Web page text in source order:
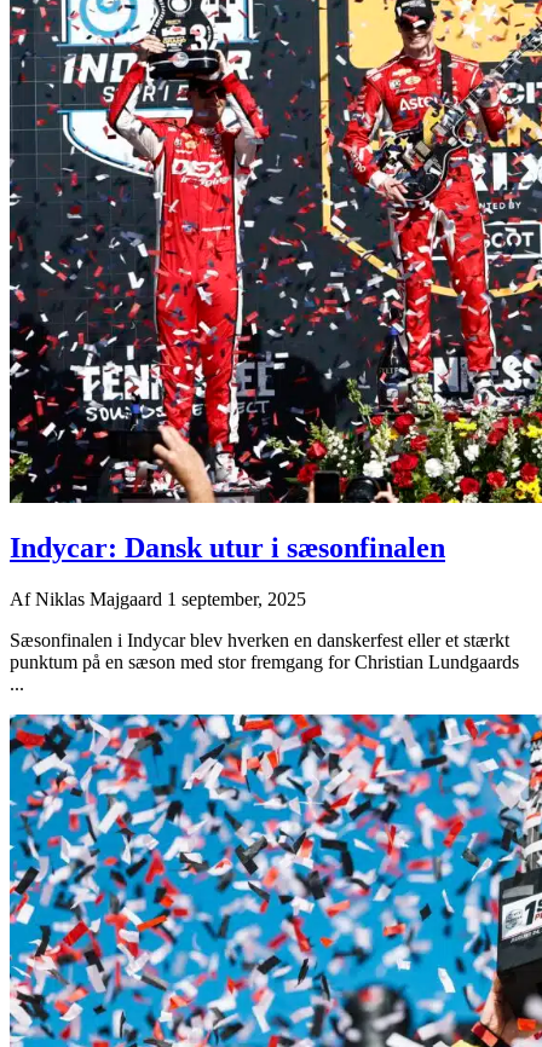
Indycar: Dansk utur i sæsonfinalen
AfNiklas Majgaard 1 september, 2025
Sæsonfinalen i Indycar blev hverken en danskerfest eller et stærkt
punktum på en sæson med stor fremgang for Christian Lundgaards
...